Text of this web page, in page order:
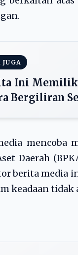
JUGA
Ini Memiliki
Bergiliran
mencoba
Daerah
berita media
keadaan tidak